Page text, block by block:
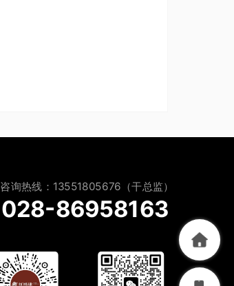
咨询热线：13551805676（干总监）
028-86958163